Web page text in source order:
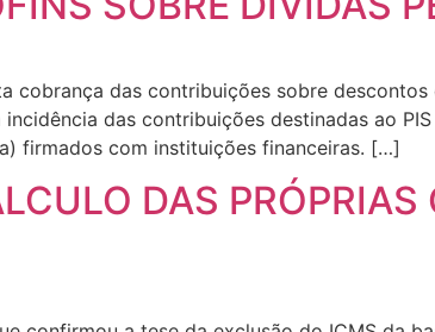
cobrança das contribuições sobre
das contribuições destinadas ao
firmados com instituições financeiras. […]
DAS